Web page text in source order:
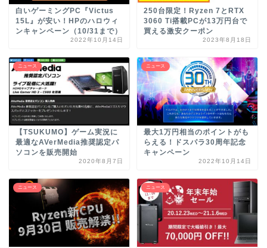
白いゲーミングPC『Victus
15L』が安い！HPのハロウィ
ンキャンペーン（10/31まで）
2022年10月14日
250台限定！Ryzen 7とRTX
3060 Ti搭載PCが13万円台で
買える激安クーポン
2023年8月18日
ニュース
【TSUKUMO】ゲーム実況に
最適なAVerMedia推奨認定パ
ソコンを販売開始
2020年8月7日
ニュース
最大1万円相当のポイントがも
らえる！ドスパラ30周年記念
キャンペーン
2022年10月14日
ニュース ニュース